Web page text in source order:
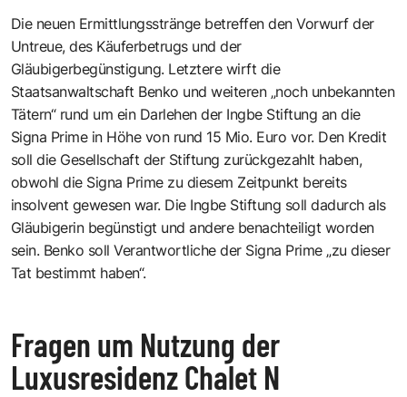
Die neuen Ermittlungsstränge betreffen den Vorwurf der
Untreue, des Käuferbetrugs und der
Gläubigerbegünstigung. Letztere wirft die
Staatsanwaltschaft Benko und weiteren „noch unbekannten
Tätern“ rund um ein Darlehen der Ingbe Stiftung an die
Signa Prime in Höhe von rund 15 Mio. Euro vor. Den Kredit
soll die Gesellschaft der Stiftung zurückgezahlt haben,
obwohl die Signa Prime zu diesem Zeitpunkt bereits
insolvent gewesen war. Die Ingbe Stiftung soll dadurch als
Gläubigerin begünstigt und andere benachteiligt worden
sein. Benko soll Verantwortliche der Signa Prime „zu dieser
Tat bestimmt haben“.
Fragen um Nutzung der
Luxusresidenz Chalet N